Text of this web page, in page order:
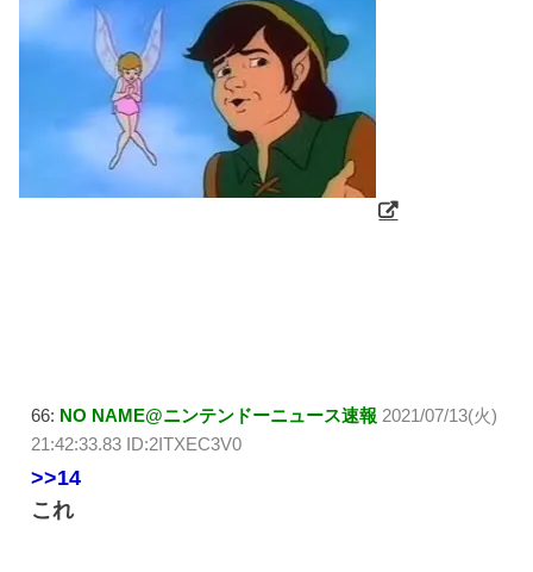
66: NO NAME@ニンテンドーニュース速報 2021/07/13(火)
21:42:33.83 ID:2ITXEC3V0
>>14
これ